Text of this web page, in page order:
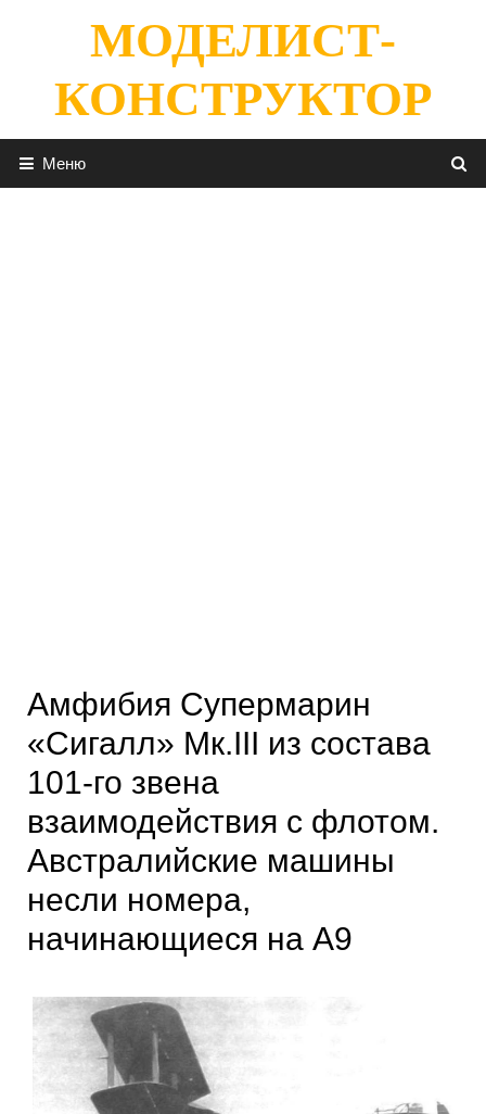
содержимомуМОДЕЛИСТ-
КОНСТРУКТОР
Меню
Амфибия Супермарин
«Сигалл» Мк.ІІІ из состава
101-го звена
взаимодействия с флотом.
Австралийские машины
несли номера,
начинающиеся на А9